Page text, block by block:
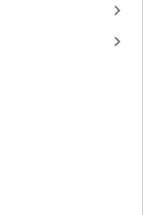
keyboard_arrow_right
keyboard_arrow_right